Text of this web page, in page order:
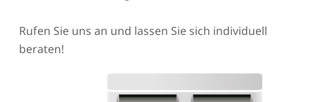
Rufen Sie uns an und lassen Sie sich individuell
beraten!